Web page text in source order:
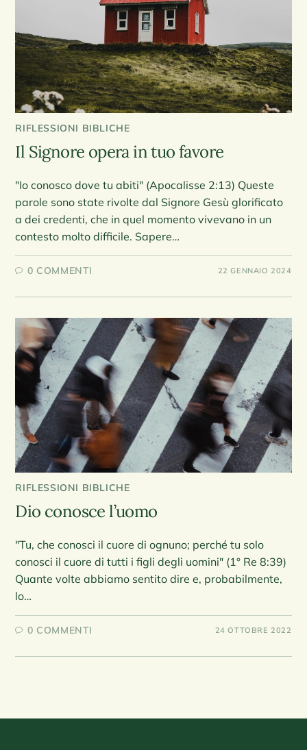
RIFLESSIONI BIBLICHE
Il Signore opera in tuo favore
"Io conosco dove tu abiti" (Apocalisse 2:13) Queste
parole sono state rivolte dal Signore Gesù glorificato
a dei credenti, che in quel momento vivevano in un
contesto molto difficile. Sapere…
0 COMMENTI 22 GENNAIO 2024
RIFLESSIONI BIBLICHE
Dio conosce l’uomo
"Tu, che conosci il cuore di ognuno; perché tu solo
conosci il cuore di tutti i figli degli uomini" (1° Re 8:39)
Quante volte abbiamo sentito dire e, probabilmente,
lo…
0 COMMENTI 24 OTTOBRE 2022